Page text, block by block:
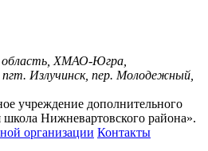
область, ХМАО-Югра,
Излучинск, пер. Молодежный,
учреждение дополнительного
Нижневартовского района».
организации Контакты